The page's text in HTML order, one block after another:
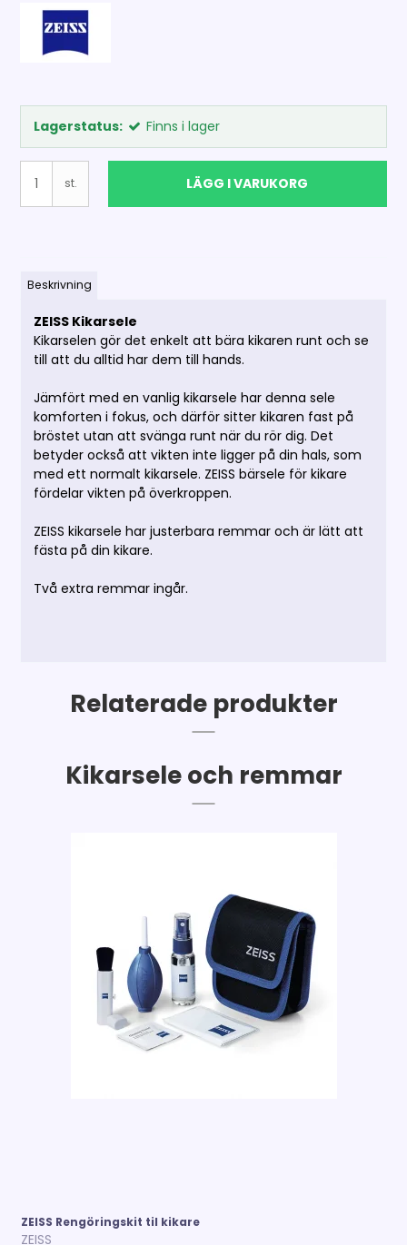
Lagerstatus: Finns i lager
st. LÄGG I VARUKORG
Beskrivning
ZEISS Kikarsele
Kikarselen gör det enkelt att bära kikaren runt och se
till att du alltid har dem till hands.
Jämfört med en vanlig kikarsele har denna sele
komforten i fokus, och därför sitter kikaren fast på
bröstet utan att svänga runt när du rör dig. Det
betyder också att vikten inte ligger på din hals, som
med ett normalt kikarsele. ZEISS bärsele för kikare
fördelar vikten på överkroppen.
ZEISS kikarsele har justerbara remmar och är lätt att
fästa på din kikare.
Två extra remmar ingår.
Relaterade produkter
Kikarsele och remmar
ZEISS Rengöringskit til kikare
ZEISS